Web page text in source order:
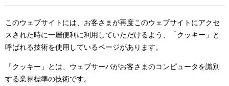
このウェブサイトには、お客さまが再度このウェブサイトにアクセ
スされた時に一層便利に利用していただけるよう、「クッキー」と
呼ばれる技術を使用しているページがあります。
「クッキー」とは、ウェブサーバがお客さまのコンピュータを識別
する業界標準の技術です。